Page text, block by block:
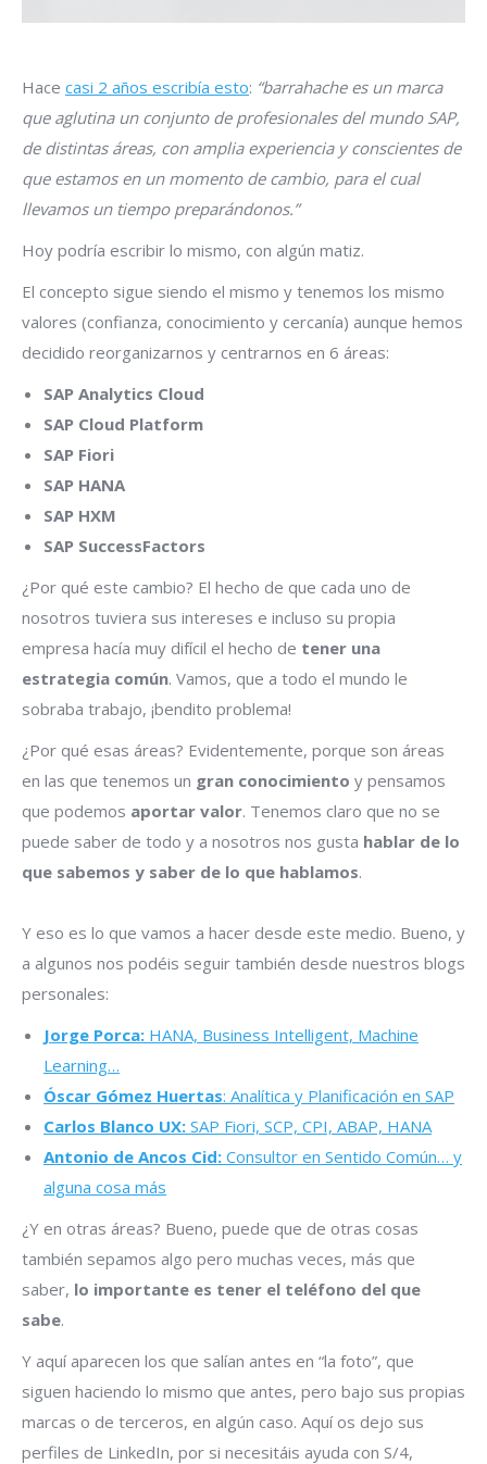
Hace casi 2 años escribía esto: “barrahache es un marca
que aglutina un conjunto de profesionales del mundo SAP,
de distintas áreas, con amplia experiencia y conscientes de
que estamos en un momento de cambio, para el cual
llevamos un tiempo preparándonos.”
Hoy podría escribir lo mismo, con algún matiz.
El concepto sigue siendo el mismo y tenemos los mismo
valores (confianza, conocimiento y cercanía) aunque hemos
decidido reorganizarnos y centrarnos en 6 áreas:
SAP Analytics Cloud
SAP Cloud Platform
SAP Fiori
SAP HANA
SAP HXM
SAP SuccessFactors
¿Por qué este cambio? El hecho de que cada uno de
nosotros tuviera sus intereses e incluso su propia
empresa hacía muy difícil el hecho de tener una
estrategia común. Vamos, que a todo el mundo le
sobraba trabajo, ¡bendito problema!
¿Por qué esas áreas? Evidentemente, porque son áreas
en las que tenemos un gran conocimiento y pensamos
que podemos aportar valor. Tenemos claro que no se
puede saber de todo y a nosotros nos gusta hablar de lo
que sabemos y saber de lo que hablamos.
Y eso es lo que vamos a hacer desde este medio. Bueno, y
a algunos nos podéis seguir también desde nuestros blogs
personales:
Jorge Porca: HANA, Business Intelligent, Machine
Learning…
Óscar Gómez Huertas: Analítica y Planificación en SAP
Carlos Blanco UX: SAP Fiori, SCP, CPI, ABAP, HANA
Antonio de Ancos Cid: Consultor en Sentido Común… y
alguna cosa más
¿Y en otras áreas? Bueno, puede que de otras cosas
también sepamos algo pero muchas veces, más que
saber, lo importante es tener el teléfono del que
sabe.
Y aquí aparecen los que salían antes en “la foto”, que
siguen haciendo lo mismo que antes, pero bajo sus propias
marcas o de terceros, en algún caso. Aquí os dejo sus
perfiles de LinkedIn, por si necesitáis ayuda con S/4,